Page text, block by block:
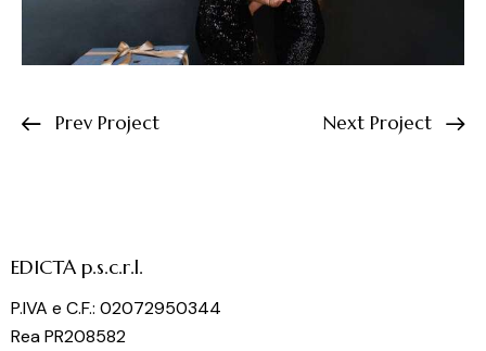
Prev Project Next Project
EDICTA p.s.c.r.l.
P.IVA e C.F.: 02072950344
Rea PR208582